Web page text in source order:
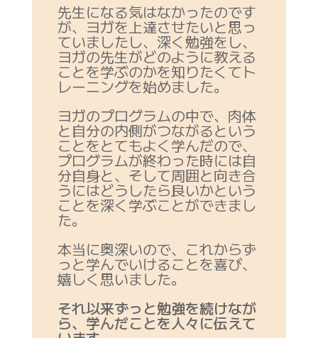
先生になる気はなかったのです
が、ヨガを上達させたいと思っ
ていましたし、深く勉強をし、
ヨガの先生がどのように教える
ことを学ぶのかを知りたくてト
レーニングを始めました。
ヨガのプログラムの中で、肉体
と自分の内側がつながるという
ことをとてもよく学んだので、
プログラムが終わった時には自
分自身と、そして周囲と向き合
うにはどうしたら良いかという
ことを深く学ぶことができまし
た。
本当に奥深いので、これからず
っと学んでいけることを喜び、
嬉しく思いました。
それ以来ずっと勉強を続けなが
ら、学んだことを人々に伝えて